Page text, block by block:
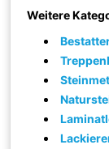
Weitere